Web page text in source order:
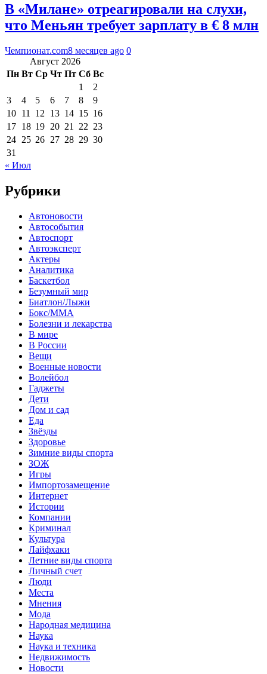
В «Милане» отреагировали на слухи,
что Меньян требует зарплату в € 8 млн
Чемпионат.com8 месяцев ago 0
Август 2026
Пн Вт Ср Чт Пт Сб Вс
1
2
3
4 5 6 7 8
9
10 11 12 13 14 15 16
17 18 19 20 21 22 23
24 25 26 27 28 29 30
31
« Июл
Рубрики
Автоновости
Автособытия
Автоспорт
Автоэксперт
Актеры
Аналитика
Баскетбол
Безумный мир
Биатлон/Лыжи
Бокс/MMA
Болезни и лекарства
В мире
В России
Вещи
Военные новости
Волейбол
Гаджеты
Дети
Дом и сад
Еда
Звёзды
Здоровье
Зимние виды спорта
ЗОЖ
Игры
Импортозамещение
Интернет
Истории
Компании
Криминал
Культура
Лайфхаки
Летние виды спорта
Личный счет
Люди
Места
Мнения
Мода
Народная медицина
Наука
Наука и техника
Недвижимость
Новости